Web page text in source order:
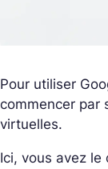
Pour utiliser
commencer par
virtuelles.
Ici, vous avez